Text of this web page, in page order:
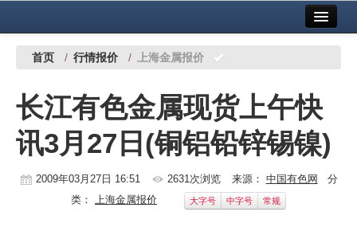
中国有色金属报社主办 广告服务
铜镍铅锌
铝
稀有稀土
首页 / 行情报价 / 上海金属报价
长江有色金属现货上午快
讯3月27日(铜铝铅锌锡镍)
2009年03月27日 16:51 2631次浏览 来源： 中国有色网 分
类： 上海金属报价 大字号 中字号 常规